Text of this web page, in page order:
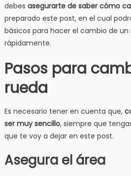
debes asegurarte de saber cómo
preparado este post, en el cual
básicos para hacer el cambio de
rápidamente.
Pasos para
rueda
Es necesario tener en cuenta que,
ser muy sencillo, siempre que
que te voy a dejar en este post.
Asegura el área